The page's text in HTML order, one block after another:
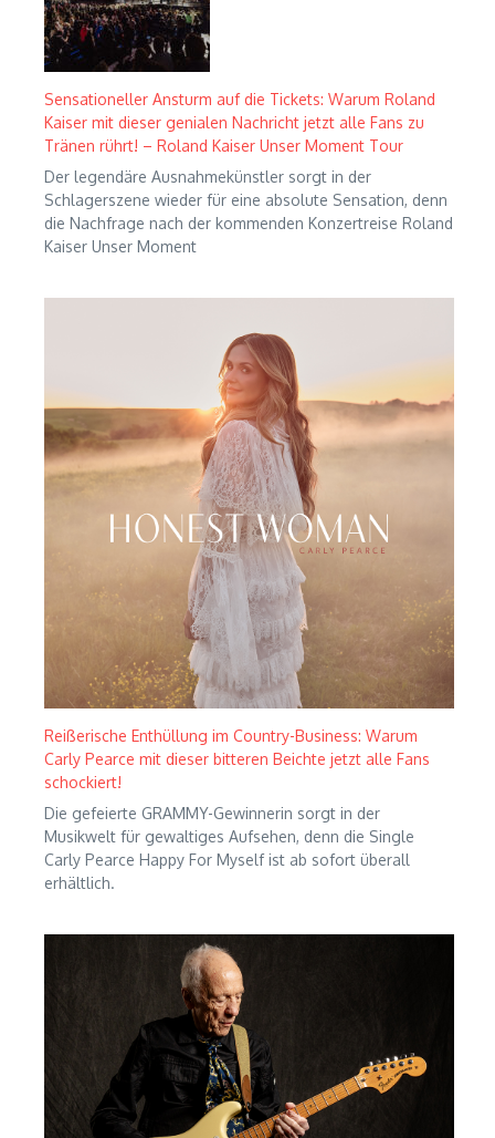
Sensationeller Ansturm auf die Tickets: Warum Roland
Kaiser mit dieser genialen Nachricht jetzt alle Fans zu
Tränen rührt! – Roland Kaiser Unser Moment Tour
Der legendäre Ausnahmekünstler sorgt in der
Schlagerszene wieder für eine absolute Sensation, denn
die Nachfrage nach der kommenden Konzertreise Roland
Kaiser Unser Moment
Reißerische Enthüllung im Country-Business: Warum
Carly Pearce mit dieser bitteren Beichte jetzt alle Fans
schockiert!
Die gefeierte GRAMMY-Gewinnerin sorgt in der
Musikwelt für gewaltiges Aufsehen, denn die Single
Carly Pearce Happy For Myself ist ab sofort überall
erhältlich.